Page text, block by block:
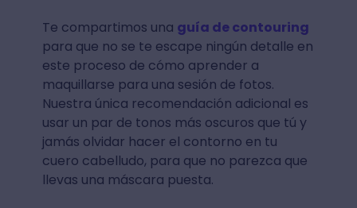
Te compartimos una guía de contouring
para que no se te escape ningún detalle en
este proceso de cómo aprender a
maquillarse para una sesión de fotos.
Nuestra única recomendación adicional es
usar un par de tonos más oscuros que tú y
jamás olvidar hacer el contorno en tu
cuero cabelludo, para que no parezca que
llevas una máscara puesta.